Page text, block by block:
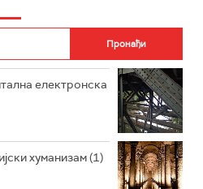
РАДИО РОКЕНРОЛЕР
електронска
хуманизам (1)